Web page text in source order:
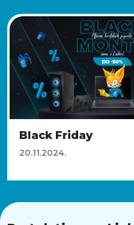
Black Friday
20.11.2024.